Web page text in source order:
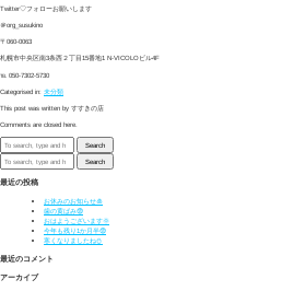
Twitter♡フォローお願いします
＠org_susukino
〒060-0063
札幌市中央区南3条西２丁目15番地1 N-VICOLOビル4F
℡ 050-7302-5730
Categorised in: 未分類
This post was written by すすきの店
Comments are closed here.
Search
Search
最近の投稿
お休みのお知らせ🎍
歯の黄ばみ😨
おはようございます🌞
今年も残り1か月半😨
寒くなりましたね⛄
最近のコメント
アーカイブ